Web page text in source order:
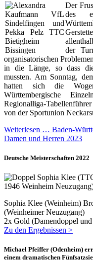
Der
des
der
organisatorischen
in die Länge, so dass
mussten. Am Sonntag,
hatten sich die
Württembergische
Regionalliga-
von der Sportunion
Weiterlesen … Baden-
Damen und Herren 2023
Deutsche Meisterschaften 2022
Sophia Klee (Weinheim)
(Weinheimer Neuzugang)
2x Gold (Damendoppel
Zu den Ergebnissen >
Michael Pfeiffer (Odenheim)
einem dramatischen